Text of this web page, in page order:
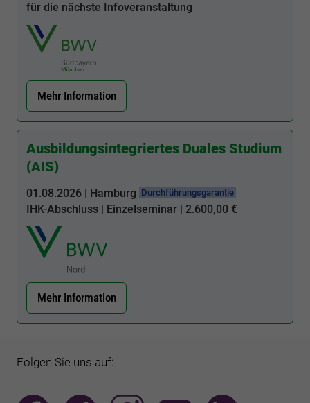
für die nächste Infoveranstaltung
Mehr Information
Ausbildungsintegriertes Duales Studium
(AIS)
01.08.2026 | Hamburg Durchführungsgarantie
IHK-Abschluss | Einzelseminar | 2.600,00 €
Mehr Information
Folgen Sie uns auf: